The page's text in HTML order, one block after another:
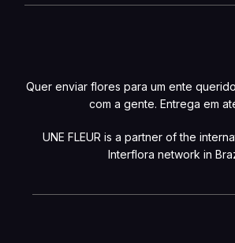
Quer enviar flores para um ente
com a gente. Entrega em
UNE FLEUR is a partner of the
Interflora network in